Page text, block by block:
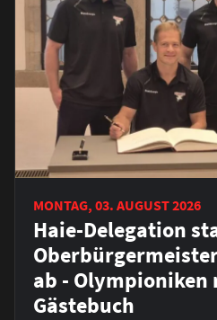
MONTAG, 03. AUGUST 2026
Haie-Delegation
ab -
Gästebuch